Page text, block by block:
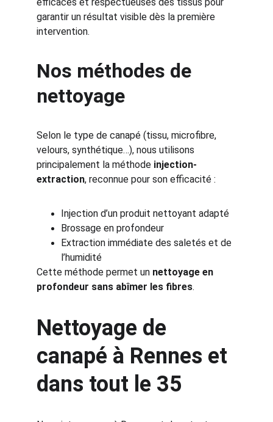
garantir un résultat visible dès la première
intervention.
Nos méthodes de
nettoyage
Selon le type de canapé (tissu, microfibre,
velours, synthétique…), nous utilisons
principalement la méthode injection-
extraction, reconnue pour son efficacité :
Injection d’un produit nettoyant adapté
Brossage en profondeur
Extraction immédiate des saletés et de
l’humidité
Cette méthode permet un nettoyage en
profondeur sans abîmer les fibres.
Nettoyage de
canapé à Rennes et
dans tout le 35